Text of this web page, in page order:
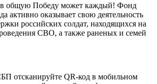
в общую Победу может каждый! Фонд
активно оказывает свою деятельность
российских солдат, находящихся на
СВО, а также раненых и семей
отсканируйте QR-код в мобильном